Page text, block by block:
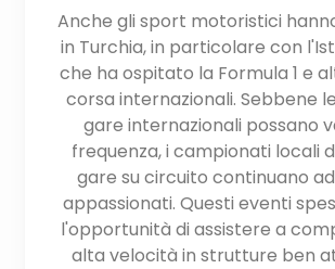
Anche gli sport motoristici
in Turchia, in particolare con
che ha ospitato la Formula 1 e
corsa internazionali. Sebbene
gare internazionali possano
frequenza, i campionati locali
gare su circuito continuano
appassionati. Questi eventi
l'opportunità di assistere a
alta velocità in strutture ben